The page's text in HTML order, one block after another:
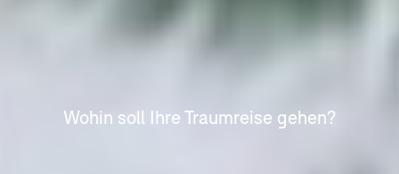
Wohin soll Ihre Traumreise gehen?